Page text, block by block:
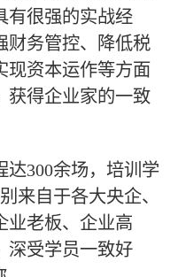
有很强的实战经
财务管控、降低税
现资本运作等方面
获得企业家的一致
达300余场，培训学
来自于各大央企、
业老板、企业高
深受学员一致好